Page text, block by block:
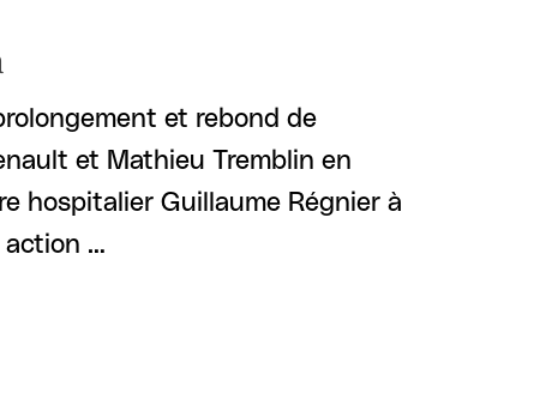
et rebond de
et Mathieu Tremblin en
hospitalier Guillaume Régnier à
action …